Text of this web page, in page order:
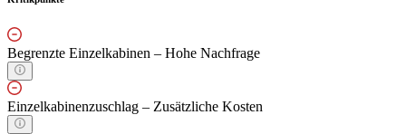
Begrenzte Einzelkabinen – Hohe Nachfrage
Einzelkabinenzuschlag – Zusätzliche Kosten